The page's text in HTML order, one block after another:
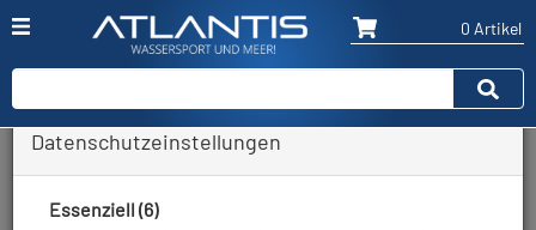
0 Artikel
Zurück
Datenschutzeinstellungen
Essenziell (6)